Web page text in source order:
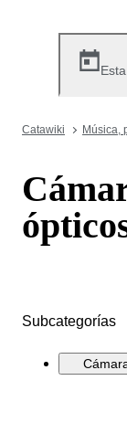
Catawiki Música,
Subcategorías